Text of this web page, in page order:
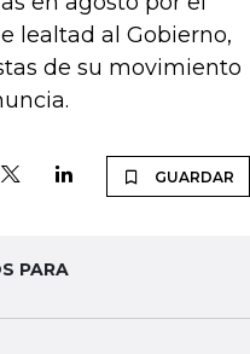
lealtad al Gobierno,
de su movimiento
GUARDAR
PARA